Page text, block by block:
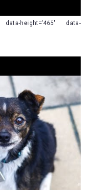
height=’465′ data-